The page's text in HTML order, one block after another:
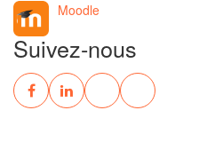
Moodle
Suivez-nous